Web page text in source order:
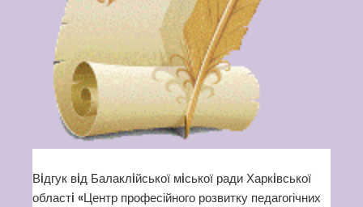
Вiдгук вiд Балаклiйської мiської ради Харкiвської
областi «Центр професійного розвитку педагогічних